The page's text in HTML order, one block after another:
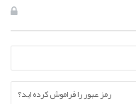
رمز عبور را فراموش کرده اید؟